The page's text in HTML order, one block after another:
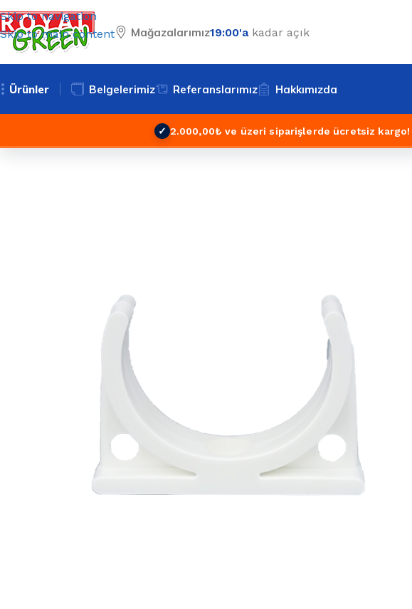
Skip to navigation
Skip to main content
Mağazalarımız19:00'a kadar açık
Ürünler Belgelerimiz Referanslarımız Hakkımızda
✓ 2.000,00₺ ve üzeri siparişlerde ücretsiz kargo!